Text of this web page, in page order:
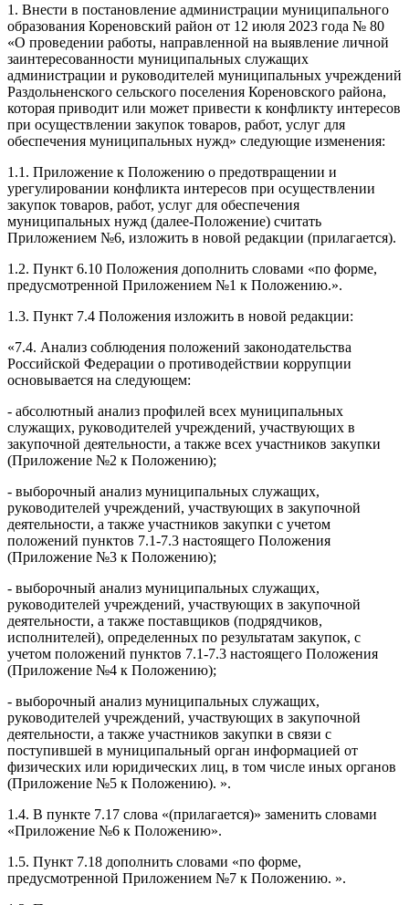
1. Внести в постановление администрации муниципального
образования Кореновский район от 12 июля 2023 года № 80
«О проведении работы, направленной на выявление личной
заинтересованности муниципальных служащих
администрации и руководителей муниципальных учреждений
Раздольненского сельского поселения Кореновского района,
которая приводит или может привести к конфликту интересов
при осуществлении закупок товаров, работ, услуг для
обеспечения муниципальных нужд» следующие изменения:
1.1. Приложение к Положению о предотвращении и
урегулировании конфликта интересов при осуществлении
закупок товаров, работ, услуг для обеспечения
муниципальных нужд (далее-Положение) считать
Приложением №6, изложить в новой редакции (прилагается).
1.2. Пункт 6.10 Положения дополнить словами «по форме,
предусмотренной Приложением №1 к Положению.».
1.3. Пункт 7.4 Положения изложить в новой редакции:
«7.4. Анализ соблюдения положений законодательства
Российской Федерации о противодействии коррупции
основывается на следующем:
- абсолютный анализ профилей всех муниципальных
служащих, руководителей учреждений, участвующих в
закупочной деятельности, а также всех участников закупки
(Приложение №2 к Положению);
- выборочный анализ муниципальных служащих,
руководителей учреждений, участвующих в закупочной
деятельности, а также участников закупки с учетом
положений пунктов 7.1-7.3 настоящего Положения
(Приложение №3 к Положению);
- выборочный анализ муниципальных служащих,
руководителей учреждений, участвующих в закупочной
деятельности, а также поставщиков (подрядчиков,
исполнителей), определенных по результатам закупок, с
учетом положений пунктов 7.1-7.3 настоящего Положения
(Приложение №4 к Положению);
- выборочный анализ муниципальных служащих,
руководителей учреждений, участвующих в закупочной
деятельности, а также участников закупки в связи с
поступившей в муниципальный орган информацией от
физических или юридических лиц, в том числе иных органов
(Приложение №5 к Положению). ».
1.4. В пункте 7.17 слова «(прилагается)» заменить словами
«Приложение №6 к Положению».
1.5. Пункт 7.18 дополнить словами «по форме,
предусмотренной Приложением №7 к Положению. ».